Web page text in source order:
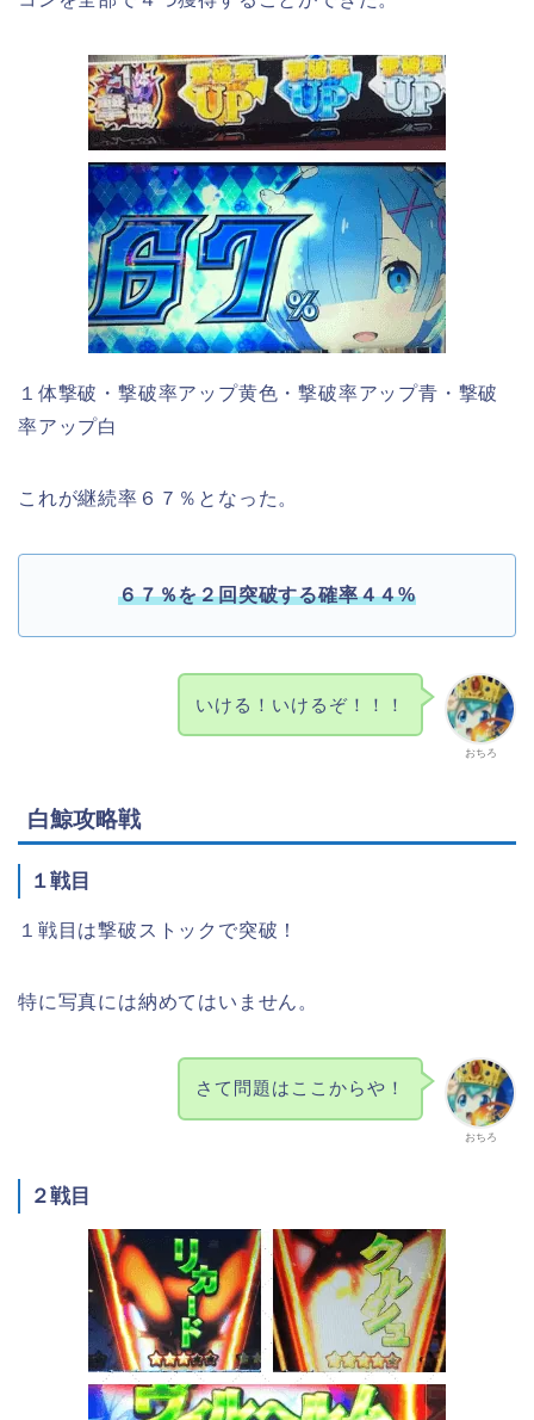
１体撃破・撃破率アップ黄色・撃破率アップ青・撃破
率アップ白
これが継続率６７％となった。
６７％を２回突破する確率４４%
おちろ
いける！いけるぞ！！！
白鯨攻略戦
１戦目
１戦目は撃破ストックで突破！
特に写真には納めてはいません。
おちろ
さて問題はここからや！
２戦目